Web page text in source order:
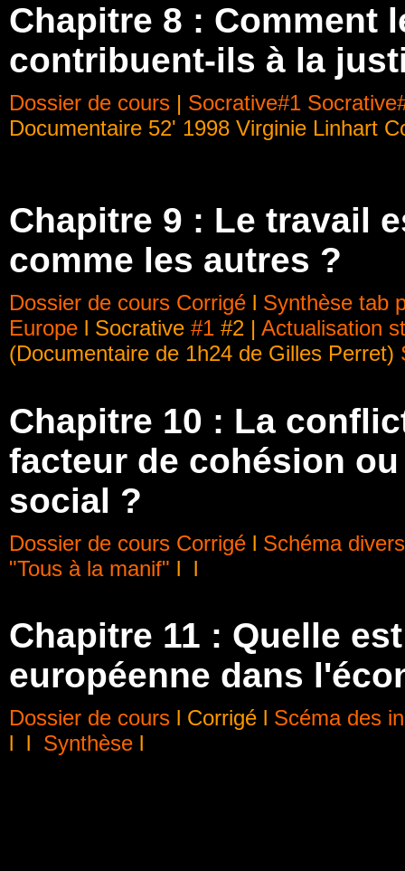
Chapitre 8 : Comment
contribuent-ils à la
Dossier de cours | Socrative#1
Documentaire 52' 1998 Virginie Linhart
Chapitre 9 : Le travail
comme les autres ?
Dossier de cours Corrigé l Synthèse tab
Europe l Socrative #1 #2 | Actualisation
(Documentaire de 1h24 de Gilles Perret)
Chapitre 10 : La
facteur de cohésion
social ?
Dossier de cours Corrigé l Schéma
"Tous à la manif" l l
Chapitre 11 : Quelle
européenne dans
Dossier de cours l Corrigé l Scéma des
l l Synthèse l